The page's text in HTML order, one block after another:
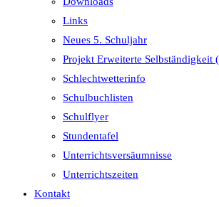
Links
Neues 5. Schuljahr
Projekt Erweiterte Selbständigkeit
Schlechtwetterinfo
Schulbuchlisten
Schulflyer
Stundentafel
Unterrichtsversäumnisse
Unterrichtszeiten
Kontakt